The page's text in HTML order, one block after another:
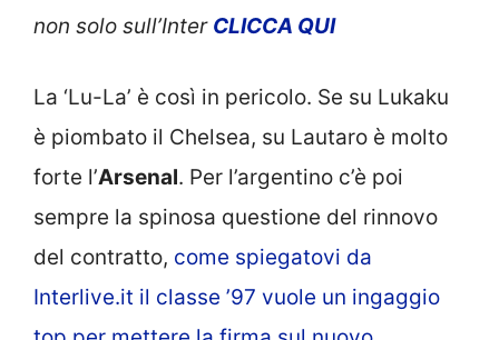
non solo sull’Inter CLICCA QUI
La ‘Lu-La’ è così in pericolo. Se su Lukaku
è piombato il Chelsea, su Lautaro è molto
forte l’Arsenal. Per l’argentino c’è poi
sempre la spinosa questione del rinnovo
del contratto, come spiegatovi da
Interlive.it il classe ’97 vuole un ingaggio